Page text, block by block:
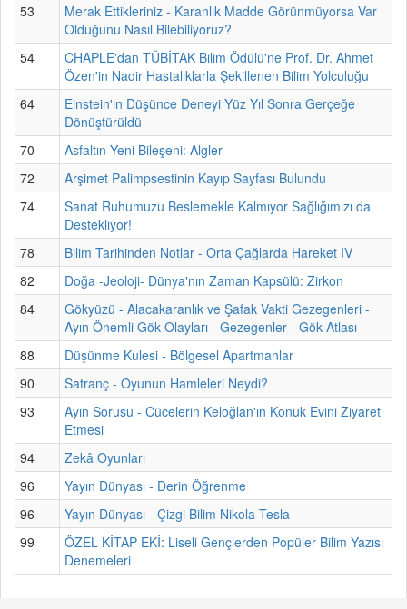
53
Merak Ettikleriniz - Karanlık Madde Görünmüyorsa Var
Olduğunu Nasıl Bilebiliyoruz?
54
CHAPLE'dan TÜBİTAK Bilim Ödülü'ne Prof. Dr. Ahmet
Özen'in Nadir Hastalıklarla Şekillenen Bilim Yolculuğu
64
Einstein'ın Düşünce Deneyi Yüz Yıl Sonra Gerçeğe
Dönüştürüldü
70
Asfaltın Yeni Bileşeni: Algler
72
Arşimet Palimpsestinin Kayıp Sayfası Bulundu
74
Sanat Ruhumuzu Beslemekle Kalmıyor Sağlığımızı da
Destekliyor!
78
Bilim Tarihinden Notlar - Orta Çağlarda Hareket IV
82
Doğa -Jeoloji- Dünya'nın Zaman Kapsülü: Zirkon
84
Gökyüzü - Alacakaranlık ve Şafak Vakti Gezegenleri -
Ayın Önemli Gök Olayları - Gezegenler - Gök Atlası
88
Düşünme Kulesi - Bölgesel Apartmanlar
90
Satranç - Oyunun Hamleleri Neydi?
93
Ayın Sorusu - Cücelerin Keloğlan'ın Konuk Evini Ziyaret
Etmesi
94
Zekâ Oyunları
96
Yayın Dünyası - Derin Öğrenme
96
Yayın Dünyası - Çizgi Bilim Nikola Tesla
99
ÖZEL KİTAP EKİ: Liseli Gençlerden Popüler Bilim Yazısı
Denemeleri